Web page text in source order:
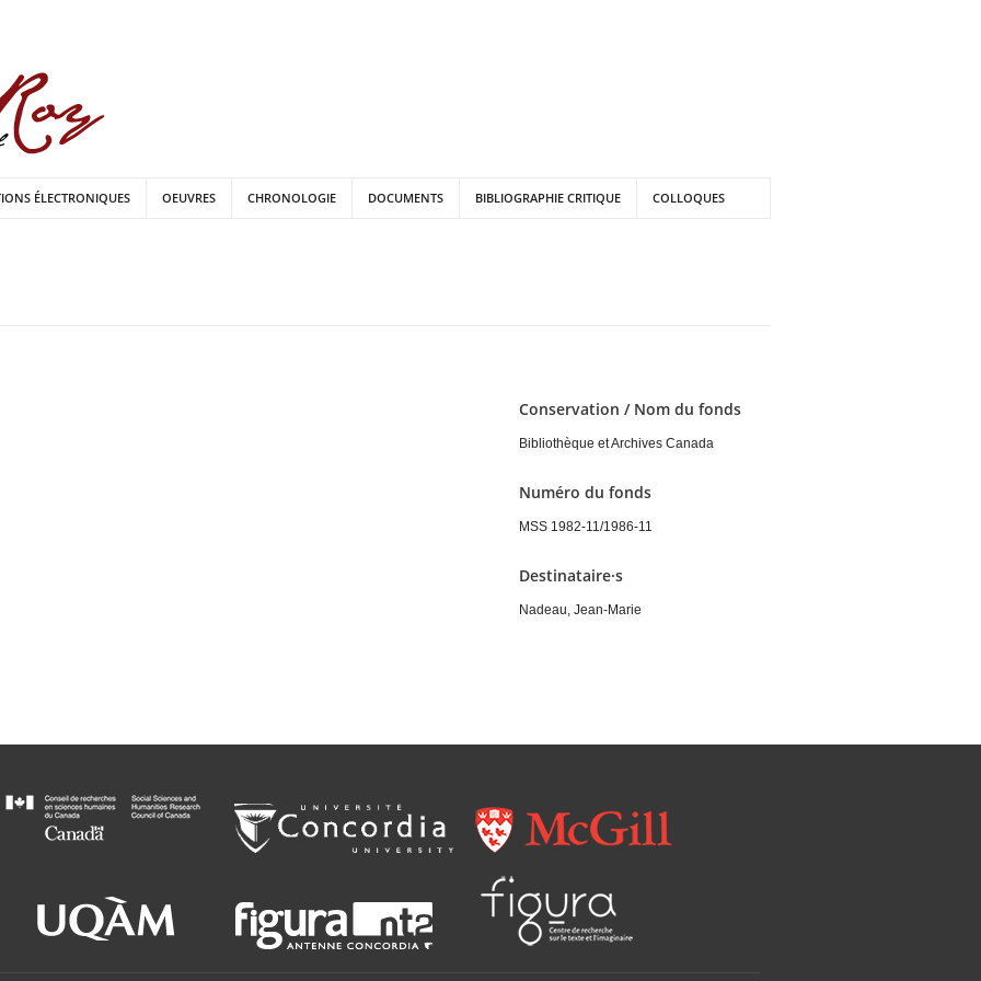
ÉLECTRONIQUES OEUVRES CHRONOLOGIE DOCUMENTS BIBLIOGRAPHIE CRITIQUE COLLOQUES
Conservation / Nom du fonds
Bibliothèque et Archives Canada
Numéro du fonds
MSS 1982-11/1986-11
Destinataire·s
Nadeau, Jean-Marie